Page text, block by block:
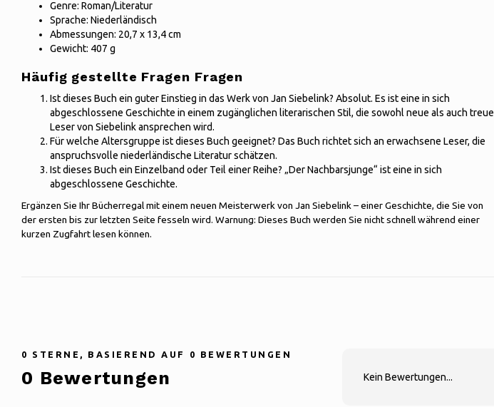
Genre: Roman/Literatur
Sprache: Niederländisch
Abmessungen: 20,7 x 13,4 cm
Gewicht: 407 g
Häufig gestellte Fragen Fragen
Ist dieses Buch ein guter Einstieg in das Werk von Jan Siebelink? Absolut. Es ist eine in sich
abgeschlossene Geschichte in einem zugänglichen literarischen Stil, die sowohl neue als auch treue
Leser von Siebelink ansprechen wird.
Für welche Altersgruppe ist dieses Buch geeignet? Das Buch richtet sich an erwachsene Leser, die
anspruchsvolle niederländische Literatur schätzen.
Ist dieses Buch ein Einzelband oder Teil einer Reihe? „Der Nachbarsjunge“ ist eine in sich
abgeschlossene Geschichte.
Ergänzen Sie Ihr Bücherregal mit einem neuen Meisterwerk von Jan Siebelink – einer Geschichte, die Sie von
der ersten bis zur letzten Seite fesseln wird. Warnung: Dieses Buch werden Sie nicht schnell während einer
kurzen Zugfahrt lesen können.
0 STERNE, BASIEREND AUF 0 BEWERTUNGEN
0 Bewertungen Kein Bewertungen...